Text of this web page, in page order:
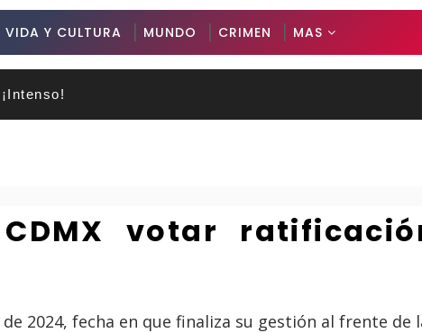
VIDA Y CULTURA MUNDO CRIMEN MAS
votar
2024, fecha en que finaliza su gestión al frente de